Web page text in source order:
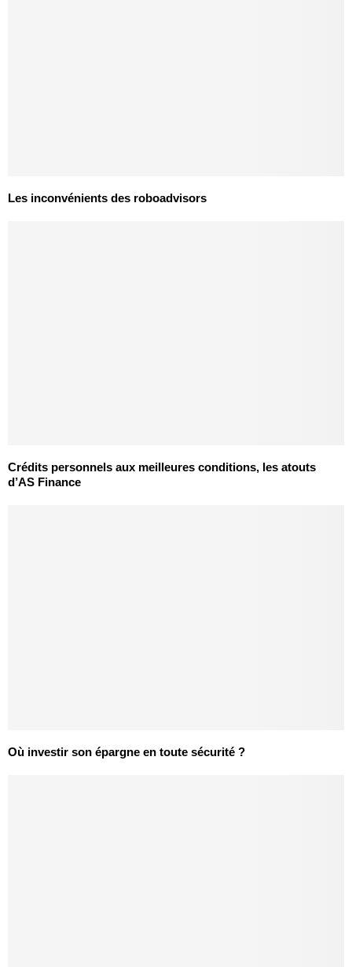
Les inconvénients des roboadvisors
Crédits personnels aux meilleures conditions, les atouts
d’AS Finance
Où investir son épargne en toute sécurité ?